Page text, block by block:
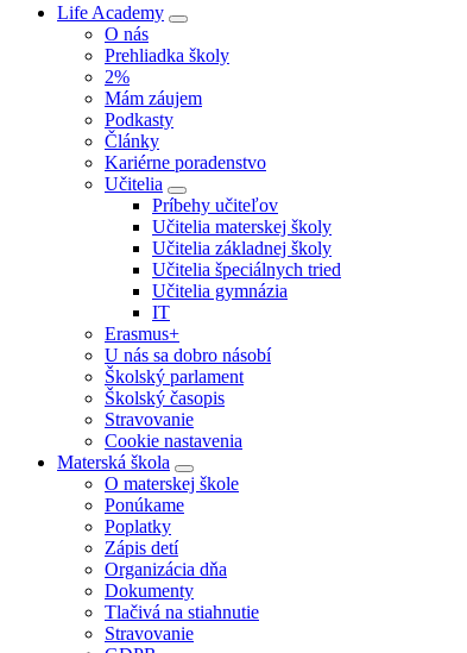
Life Academy
O nás
Prehliadka školy
2%
Mám záujem
Podkasty
Články
Kariérne poradenstvo
Učitelia
Príbehy učiteľov
Učitelia materskej školy
Učitelia základnej školy
Učitelia špeciálnych tried
Učitelia gymnázia
IT
Erasmus+
U nás sa dobro násobí
Školský parlament
Školský časopis
Stravovanie
Cookie nastavenia
Materská škola
O materskej škole
Ponúkame
Poplatky
Zápis detí
Organizácia dňa
Dokumenty
Tlačivá na stiahnutie
Stravovanie